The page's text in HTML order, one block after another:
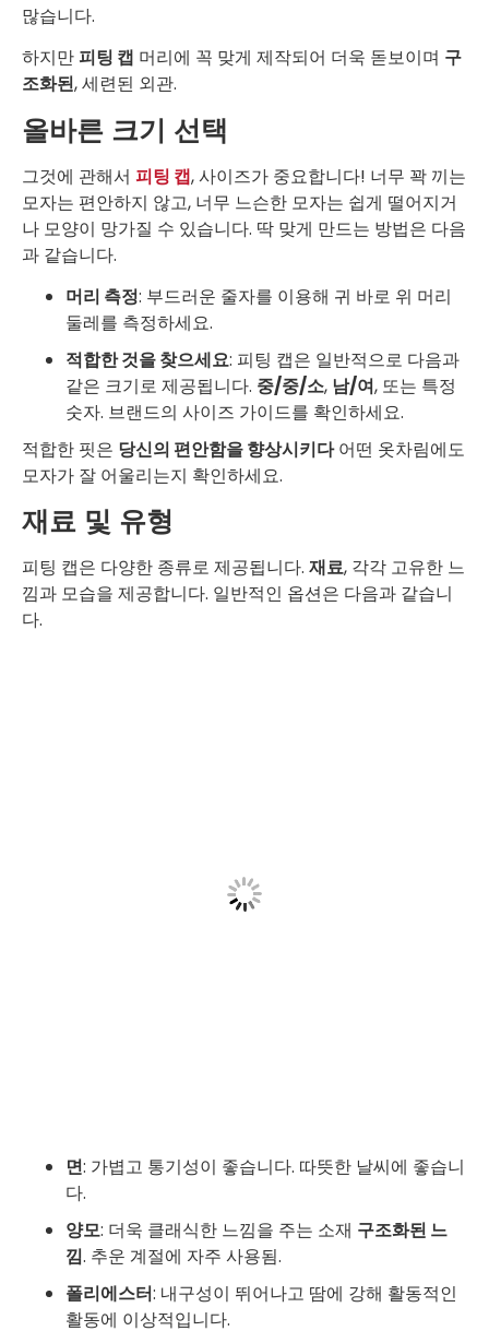
많습니다.
하지만피팅 캡 머리에 꼭 맞게 제작되어 더욱 돋보이며 구
조화된, 세련된 외관.
올바른 크기 선택
그것에 관해서 피팅 캡, 사이즈가 중요합니다! 너무 꽉 끼는
모자는 편안하지 않고, 너무 느슨한 모자는 쉽게 떨어지거
나 모양이 망가질 수 있습니다. 딱 맞게 만드는 방법은 다음
과 같습니다.
머리 측정: 부드러운 줄자를 이용해 귀 바로 위 머리
둘레를 측정하세요.
적합한 것을 찾으세요: 피팅 캡은 일반적으로 다음과
같은 크기로 제공됩니다. 중/중/소, 남/여, 또는 특정
숫자. 브랜드의 사이즈 가이드를 확인하세요.
적합한 핏은 당신의 편안함을 향상시키다어떤 옷차림에도
모자가 잘 어울리는지 확인하세요.
재료 및 유형
피팅 캡은 다양한 종류로 제공됩니다. 재료, 각각 고유한 느
낌과 모습을 제공합니다. 일반적인 옵션은 다음과 같습니
다.
면: 가볍고 통기성이 좋습니다. 따뜻한 날씨에 좋습니
다.
양모: 더욱 클래식한 느낌을 주는 소재 구조화된 느
낌. 추운 계절에 자주 사용됨.
폴리에스터: 내구성이 뛰어나고 땀에 강해 활동적인
활동에 이상적입니다.